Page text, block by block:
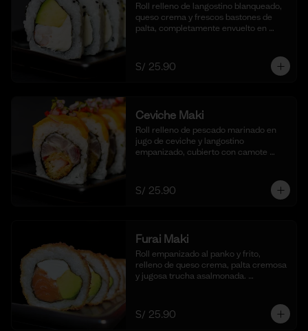
Roll relleno de langostino blanqueado,
queso crema y frescos bastones de
palta, completamente envuelto en
salsa shoyu. (10 cortes).
S/ 25.90
Ceviche Maki
Roll relleno de pescado marinado en
jugo de ceviche y langostino
empanizado, cubierto con camote
S/ 25.90
Furai Maki
Roll empanizado al panko y frito,
relleno de queso crema, palta cremosa
y jugosa trucha asalmonada.
S/ 25.90